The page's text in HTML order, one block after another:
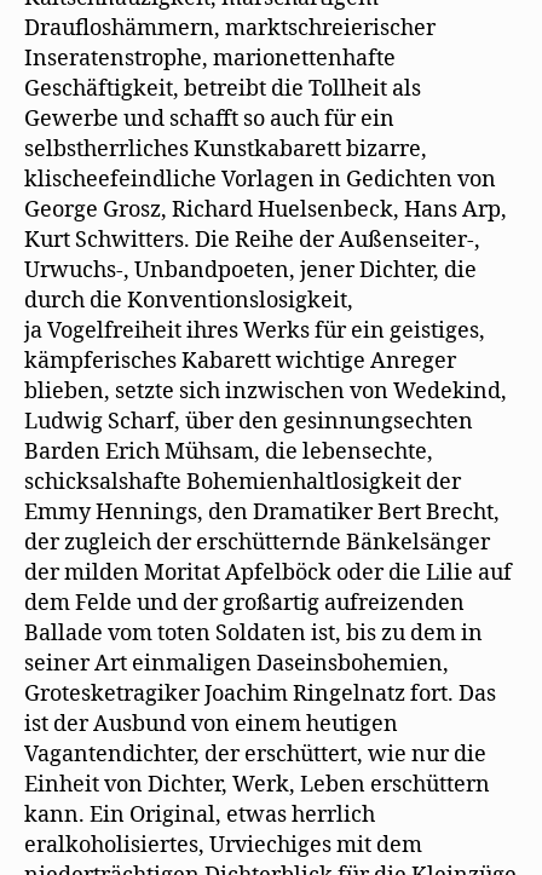
Draufloshämmern, marktschreierischer
Inseratenstrophe, marionettenhafte
Geschäftigkeit, betreibt die Tollheit als
Gewerbe und schafft so auch für ein
selbstherrliches Kunstkabarett bizarre,
klischeefeindliche Vorlagen in Gedichten von
George Grosz, Richard Huelsenbeck, Hans Arp,
Kurt Schwitters. Die Reihe der Außenseiter-,
Urwuchs-, Unbandpoeten, jener Dichter, die
durch die Konventionslosigkeit,
ja Vogelfreiheit ihres Werks für ein geistiges,
kämpferisches Kabarett wichtige Anreger
blieben, setzte sich inzwischen von Wedekind,
Ludwig Scharf, über den gesinnungsechten
Barden Erich Mühsam, die lebensechte,
schicksalshafte Bohemienhaltlosigkeit der
Emmy Hennings, den Dramatiker Bert Brecht,
der zugleich der erschütternde Bänkelsänger
der milden Moritat Apfelböck oder die Lilie auf
dem Felde und der großartig aufreizenden
Ballade vom toten Soldaten ist, bis zu dem in
seiner Art einmaligen Daseinsbohemien,
Grotesketragiker Joachim Ringelnatz fort. Das
ist der Ausbund von einem heutigen
Vagantendichter, der erschüttert, wie nur die
Einheit von Dichter, Werk, Leben erschüttern
kann. Ein Original, etwas herrlich
eralkoholisiertes, Urviechiges mit dem